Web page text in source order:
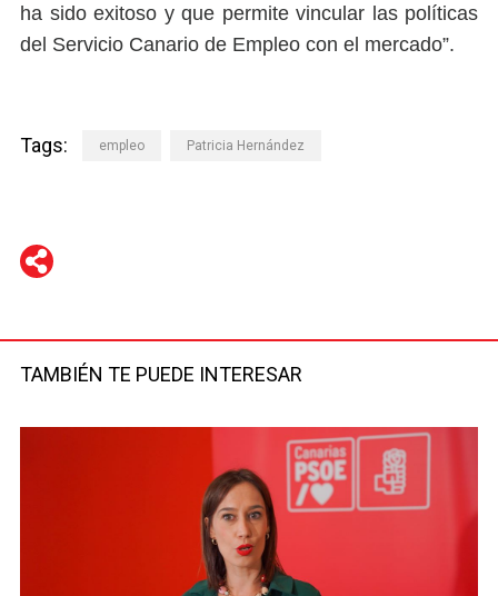
ha sido exitoso y que permite vincular las políticas
del Servicio Canario de Empleo con el mercado”.
Tags: empleo Patricia Hernández
TAMBIÉN TE PUEDE INTERESAR